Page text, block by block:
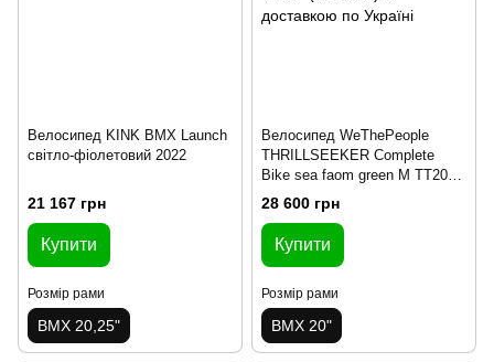
Велосипед KINK BMX Launch
світло-фіолетовий 2022
21 167 грн
Купити
Розмір рами
BMX 20,25"
Велосипед WeThePeople
THRILLSEEKER Complete
Bike sea faom green M TT20″
(зелений)
28 600 грн
Купити
Розмір рами
BMX 20"